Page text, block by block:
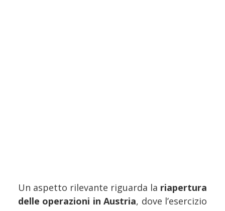
Un aspetto rilevante riguarda la riapertura
delle operazioni in Austria, dove l’esercizio